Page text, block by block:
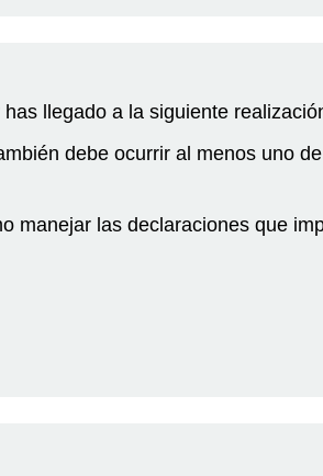
llegado a la siguiente
debe ocurrir al menos uno
manejar las declaraciones que